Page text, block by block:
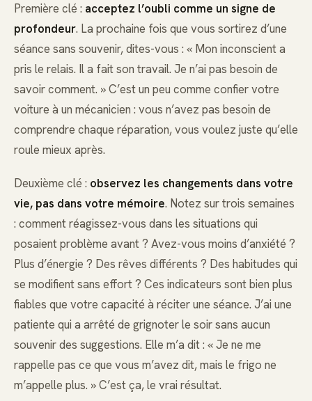
Première clé : acceptez l’oubli comme un signe de
profondeur. La prochaine fois que vous sortirez d’une
séance sans souvenir, dites-vous : « Mon inconscient a
pris le relais. Il a fait son travail. Je n’ai pas besoin de
savoir comment. » C’est un peu comme confier votre
voiture à un mécanicien : vous n’avez pas besoin de
comprendre chaque réparation, vous voulez juste qu’elle
roule mieux après.
Deuxième clé : observez les changements dans votre
vie, pas dans votre mémoire. Notez sur trois semaines
: comment réagissez-vous dans les situations qui
posaient problème avant ? Avez-vous moins d’anxiété ?
Plus d’énergie ? Des rêves différents ? Des habitudes qui
se modifient sans effort ? Ces indicateurs sont bien plus
fiables que votre capacité à réciter une séance. J’ai une
patiente qui a arrêté de grignoter le soir sans aucun
souvenir des suggestions. Elle m’a dit : « Je ne me
rappelle pas ce que vous m’avez dit, mais le frigo ne
m’appelle plus. » C’est ça, le vrai résultat.